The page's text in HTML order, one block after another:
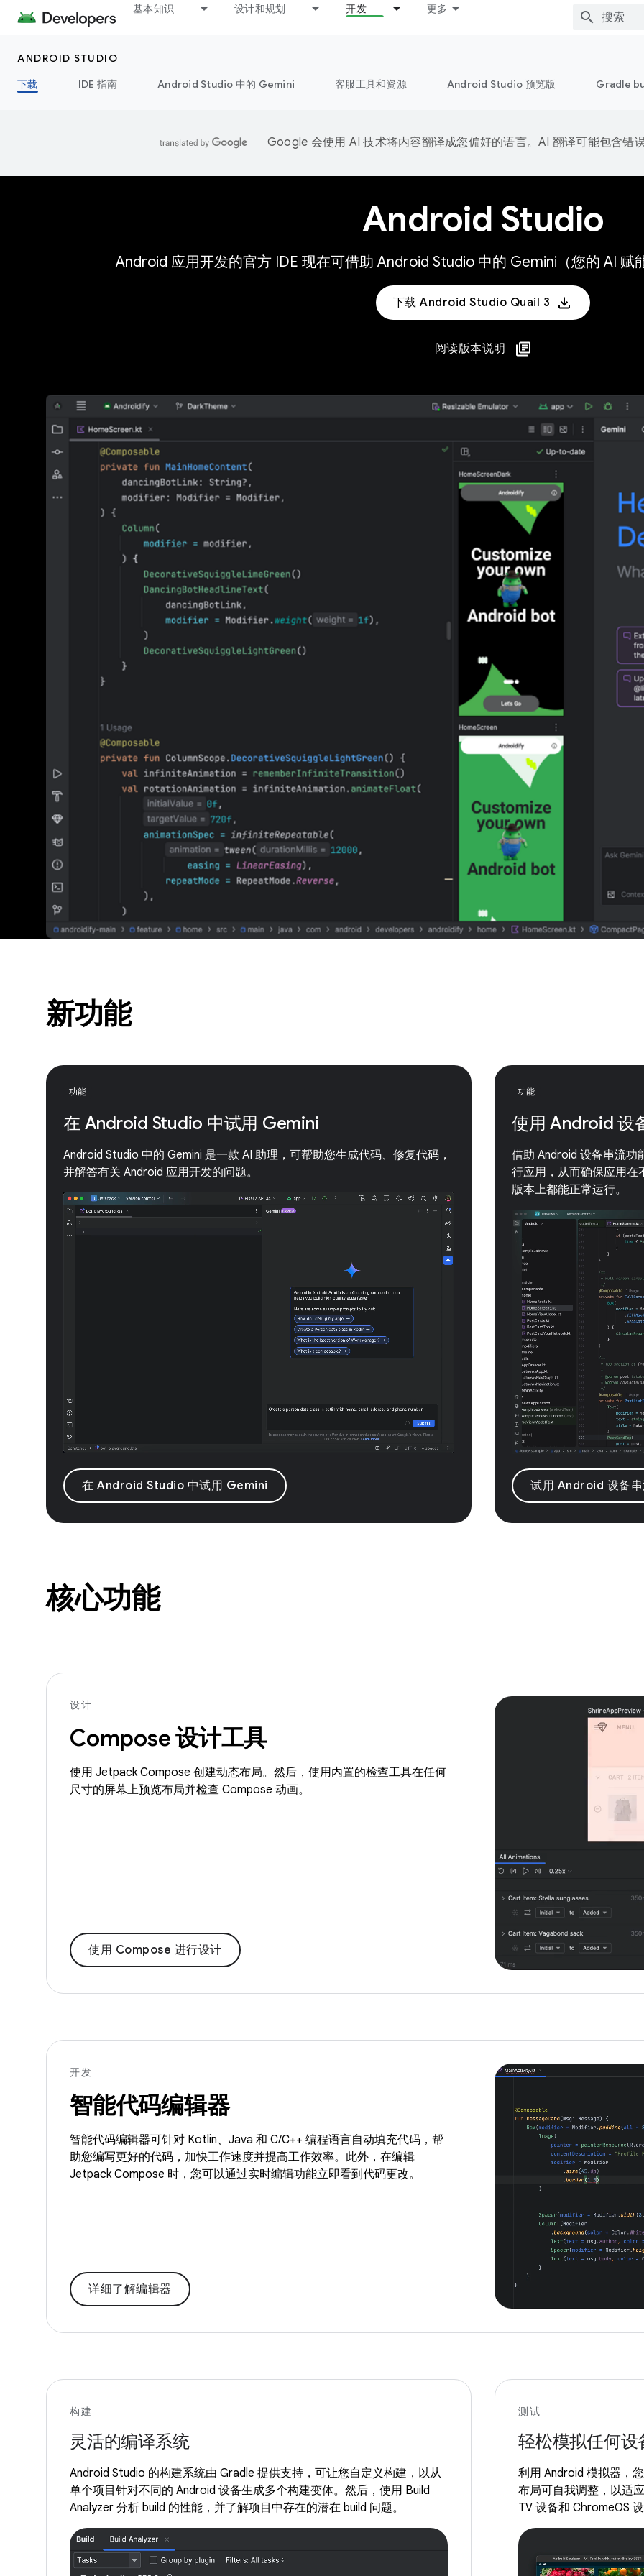
基本知识 设计和规划 开发 更多
ANDROID STUDIO
下载
IDE 指南 Android Studio 中的 Gemini 客服工具和资源 Android Studio 预览版 Gradle
Google 会使用 AI 技术将内容翻译成您偏好的语言。AI 翻译可能包含错
Android Studio
Android 应用开发的官方 IDE 现在可借助 Android Studio 中的 Gemini（您的 AI 赋
下载 Android Studio Quail 3
阅读版本说明
新功能
功能
在 Android Studio 中试用 Gemini
Android Studio 中的 Gemini 是一款 AI 助理，可帮助您生成代码、修复代码，
并解答有关 Android 应用开发的问题。
在 Android Studio 中试用 Gemini
功能
使用 Android 设
借助 Android 设备串流功
行应用，从而确保应用在
版本上都能正常运行。
试用 Android 设备
核心功能
设计
Compose 设计工具
使用 Jetpack Compose 创建动态布局。然后，使用内置的检查工具在任何
尺寸的屏幕上预览布局并检查 Compose 动画。
使用 Compose 进行设计
开发
智能代码编辑器
智能代码编辑器可针对 Kotlin、Java 和 C/C++ 编程语言自动填充代码，帮
助您编写更好的代码，加快工作速度并提高工作效率。此外，在编辑
Jetpack Compose 时，您可以通过实时编辑功能立即看到代码更改。
详细了解编辑器
构建
灵活的编译系统
Android Studio 的构建系统由 Gradle 提供支持，可让您自定义构建，以从
单个项目针对不同的 Android 设备生成多个构建变体。然后，使用 Build
Analyzer 分析 build 的性能，并了解项目中存在的潜在 build 问题。
测试
轻松模拟任何设
利用 Android 模拟器，
布局可自我调整，以适
TV 设备和 ChromeOS